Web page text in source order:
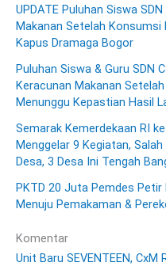
UPDATE Puluhan Siswa
Makanan Setelah Konsumsi
Kapus Dramaga Bogor
Puluhan Siswa & Guru SDN
Keracunan Makanan
Menunggu Kepastian Hasil
Semarak Kemerdekaan RI
Menggelar 9 Kegiatan,
Desa, 3 Desa Ini Tengah
PKTD 20 Juta Pemdes
Menuju Pemakaman &
Komentar
Unit Baru SEVENTEEN,